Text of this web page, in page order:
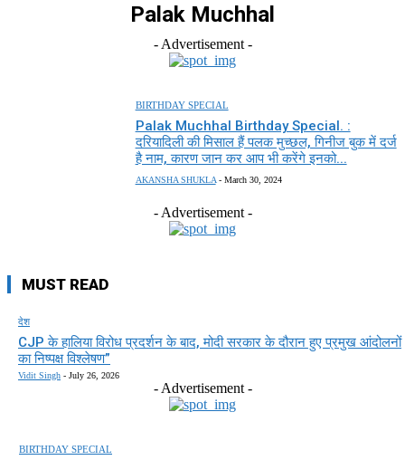
Palak Muchhal
- Advertisement -
BIRTHDAY SPECIAL
Palak Muchhal Birthday Special. :
दरियादिली की मिसाल हैं पलक मुच्‍छल, गिनीज बुक में दर्ज
है नाम, कारण जान कर आप भी करेंगे इनको...
AKANSHA SHUKLA - March 30, 2024
- Advertisement -
MUST READ
देश
CJP के हालिया विरोध प्रदर्शन के बाद, मोदी सरकार के दौरान हुए प्रमुख आंदोलनों
का निष्पक्ष विश्लेषण”
Vidit Singh - July 26, 2026
- Advertisement -
BIRTHDAY SPECIAL